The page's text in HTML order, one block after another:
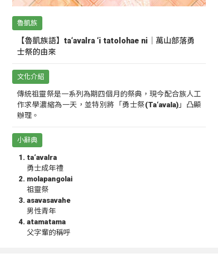
魯凱族
【魯凱族語】ta‘avalra ‘i tatolohae ni｜萬山部落勇
士祭的由來
文化介紹
傳統祖靈祭是一系列為期四個月的祭典，現今配合族人工
作求學濃縮為一天，並特別將「勇士祭(Ta‘avala)」凸顯
辦理。
小辭典
ta‘avalra
勇士成年禮
molapangolai
祖靈祭
asavasavahe
男性青年
atamatama
父字輩的稱呼